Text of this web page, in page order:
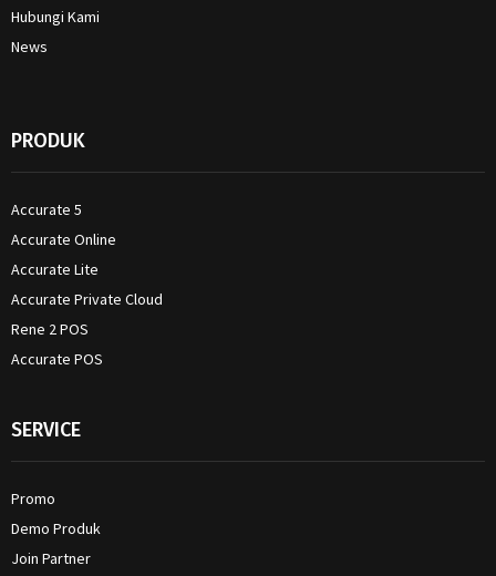
Hubungi Kami
News
PRODUK
Accurate 5
Accurate Online
Accurate Lite
Accurate Private Cloud
Rene 2 POS
Accurate POS
SERVICE
Promo
Demo Produk
Join Partner